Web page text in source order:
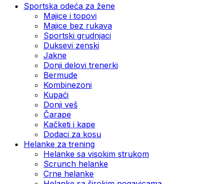
Sportska odeća za žene
Majice i topovi
Majice bez rukava
Sportski grudnjaci
Duksevi zenski
Jakne
Donji delovi trenerki
Bermude
Kombinezoni
Kupaći
Donji veš
Čarape
Kačketi i kape
Dodaci za kosu
Helanke za trening
Helanke sa visokim strukom
Scrunch helanke
Crne helanke